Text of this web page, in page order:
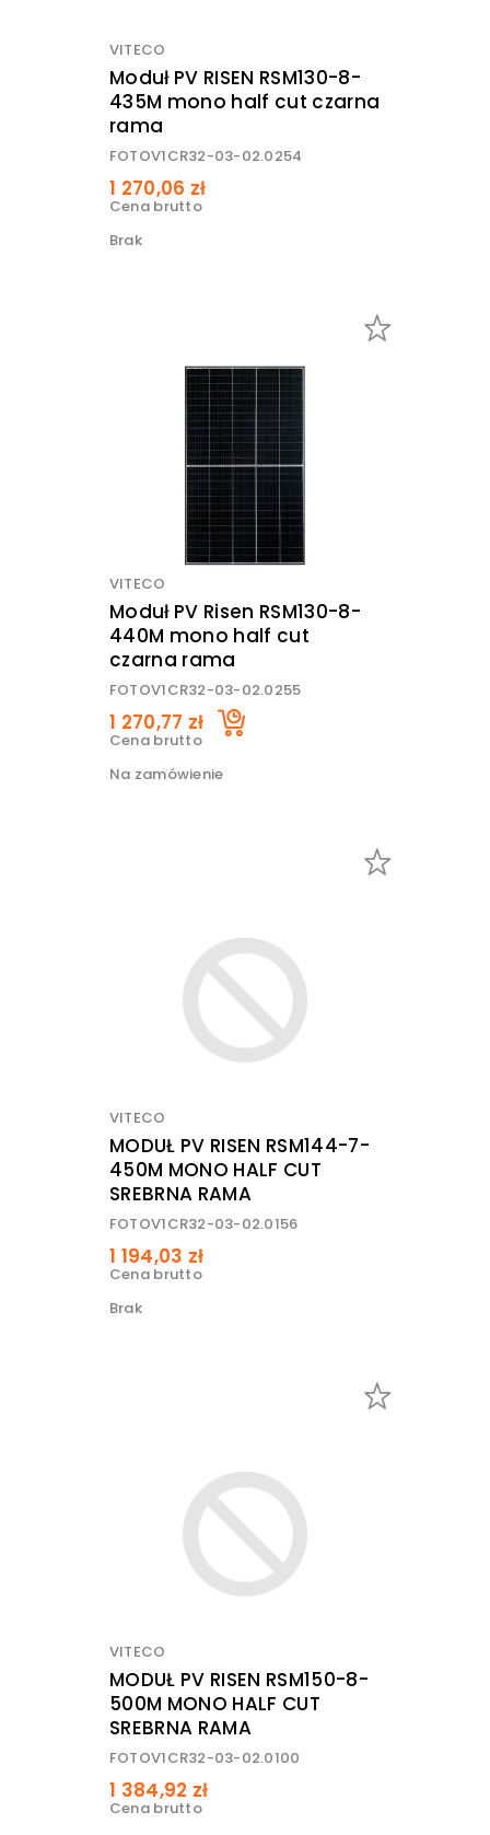
VITECO
Moduł PV RISEN RSM130-8-
435M mono half cut czarna
rama
FOTOV1CR32-03-02.0254
1 270,06 zł
Cena brutto
Brak
VITECO
Moduł PV Risen RSM130-8-
440M mono half cut
czarna rama
FOTOV1CR32-03-02.0255
1 270,77 zł
Cena brutto
Na zamówienie
VITECO
MODUŁ PV RISEN RSM144-7-
450M MONO HALF CUT
SREBRNA RAMA
FOTOV1CR32-03-02.0156
1 194,03 zł
Cena brutto
Brak
VITECO
MODUŁ PV RISEN RSM150-8-
500M MONO HALF CUT
SREBRNA RAMA
FOTOV1CR32-03-02.0100
1 384,92 zł
Cena brutto